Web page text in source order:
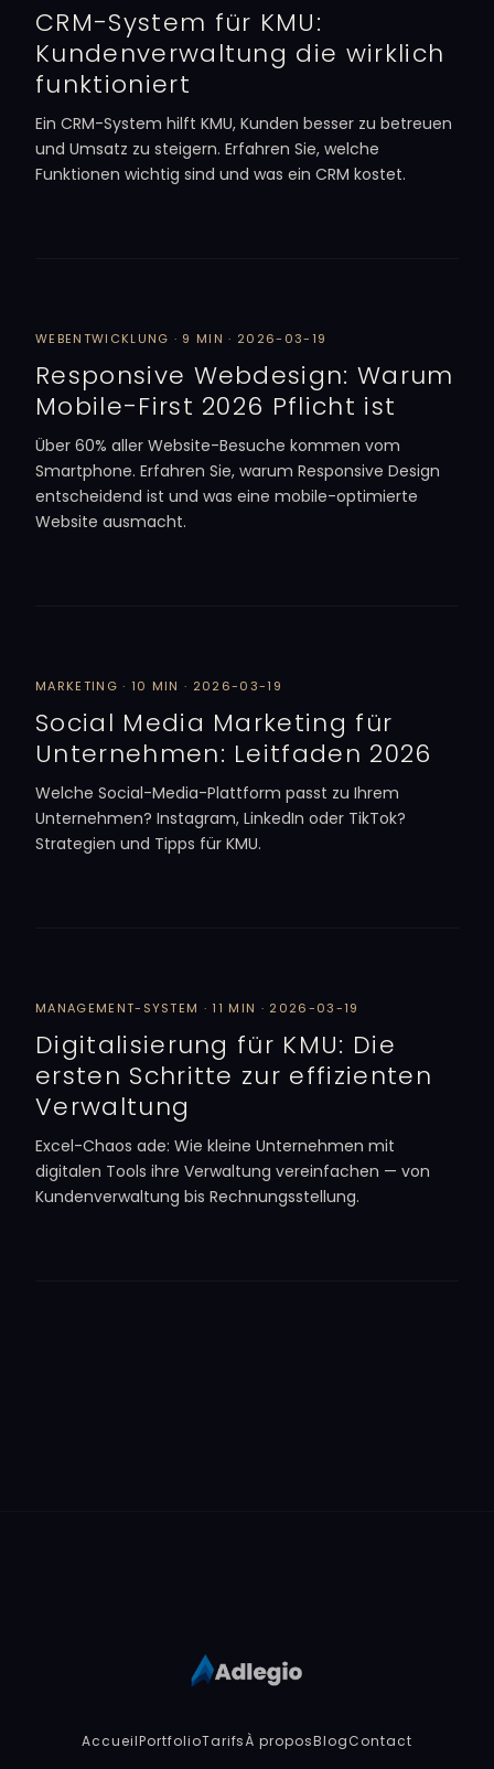
CRM-System für KMU:
Kundenverwaltung die wirklich
funktioniert
Ein CRM-System hilft KMU, Kunden besser zu betreuen
und Umsatz zu steigern. Erfahren Sie, welche
Funktionen wichtig sind und was ein CRM kostet.
WEBENTWICKLUNG · 9 MIN · 2026-03-19
Responsive Webdesign: Warum
Mobile-First 2026 Pflicht ist
Über 60% aller Website-Besuche kommen vom
Smartphone. Erfahren Sie, warum Responsive Design
entscheidend ist und was eine mobile-optimierte
Website ausmacht.
MARKETING · 10 MIN · 2026-03-19
Social Media Marketing für
Unternehmen: Leitfaden 2026
Welche Social-Media-Plattform passt zu Ihrem
Unternehmen? Instagram, LinkedIn oder TikTok?
Strategien und Tipps für KMU.
MANAGEMENT-SYSTEM · 11 MIN · 2026-03-19
Digitalisierung für KMU: Die
ersten Schritte zur effizienten
Verwaltung
Excel-Chaos ade: Wie kleine Unternehmen mit
digitalen Tools ihre Verwaltung vereinfachen — von
Kundenverwaltung bis Rechnungsstellung.
AccueilPortfolioTarifsÀ proposBlogContact